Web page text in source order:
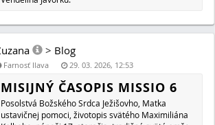
Farnosť Ilava 07. 01. 2026, 21:14
KRESŤANIA BEZ
BUDÚCNOSŤ SLOVENSKA
Nedá mi, aby som sa nevyjadrila k jednej z tém, ktorá
spôsobuje spravodlivý hnev. Je to téma progresivizmu
Slovensku.